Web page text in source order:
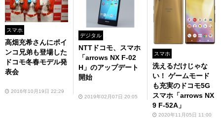
スマホ
高畑充希さんにポイ
ンコ兄弟も登場した
ドコモ冬春モデル発
表会
2016年10月19日 22:29
デジタル
NTTドコモ、スマホ
「arrows NX F-02
H」のアップデート
開始
2019年02月07日 20:05
スマホ
洗えるだけじゃな
い！ ゲームモード
も充実のドコモ5G
スマホ「arrows NX
9 F-52A」
2020年11月05日 11:00